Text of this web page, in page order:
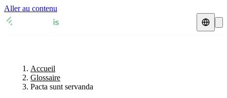
Aller au contenu
🇫🇷 France
🇬🇧 Royaume-Uni
Fiches TVA
🇫🇷 France
Expert-comptable
Accueil
Glossaire
Pacta sunt servanda